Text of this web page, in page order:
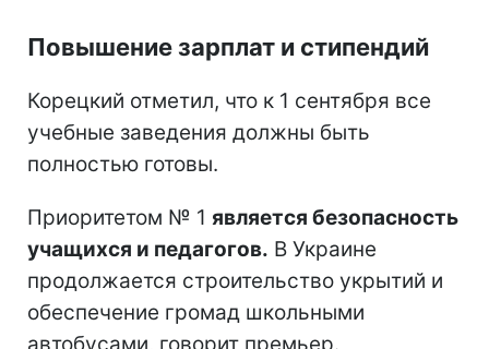
Повышение зарплат и стипендий
Корецкий отметил, что к 1 сентября все
учебные заведения должны быть
полностью готовы.
Приоритетом № 1 является безопасность
учащихся и педагогов. В Украине
продолжается строительство укрытий и
обеспечение громад школьными
автобусами, говорит премьер.